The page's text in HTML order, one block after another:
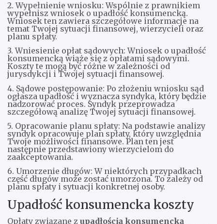
2. Wypełnienie wniosku: Wspólnie z prawnikiem
wypełnisz wniosek o upadłość konsumencką.
Wniosek ten zawiera szczegółowe informacje na
temat Twojej sytuacji finansowej, wierzycieli oraz
planu spłaty.
3. Wniesienie opłat sądowych: Wniosek o upadłość
konsumencką wiąże się z opłatami sądowymi.
Koszty te mogą być różne w zależności od
jurysdykcji i Twojej sytuacji finansowej.
4. Sądowe postępowanie: Po złożeniu wniosku sąd
ogłasza upadłość i wyznacza syndyka, który będzie
nadzorować proces. Syndyk przeprowadza
szczegółową analizę Twojej sytuacji finansowej.
5. Opracowanie planu spłaty: Na podstawie analizy
syndyk opracowuje plan spłaty, który uwzględnia
Twoje możliwości finansowe. Plan ten jest
następnie przedstawiony wierzycielom do
zaakceptowania.
6. Umorzenie długów: W niektórych przypadkach
część długów może zostać umorzona. To zależy od
planu spłaty i sytuacji konkretnej osoby.
Upadłość konsumencka koszty
Opłaty związane z upadłością konsumencką